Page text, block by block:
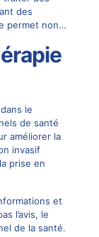
des
permet non…
le
de santé
améliorer la
invasif
prise en
et
l’avis, le
de la santé.